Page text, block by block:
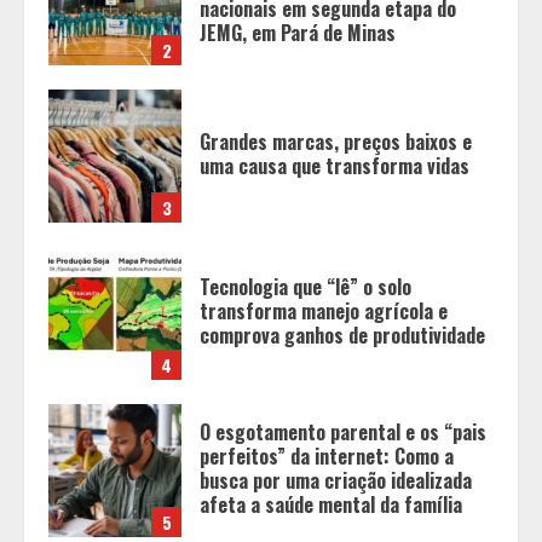
3
uma causa que transforma vidas
4
Tecnologia que “lê” o solo
transforma manejo agrícola e
comprova ganhos de produtividade
5
O esgotamento parental e os “pais
perfeitos” da internet: Como a
busca por uma criação idealizada
afeta a saúde mental da família
1
Tecnologia muda papel do
professor, que passa de
transmissor de conteúdo a
designer de experiências de
aprendizagem